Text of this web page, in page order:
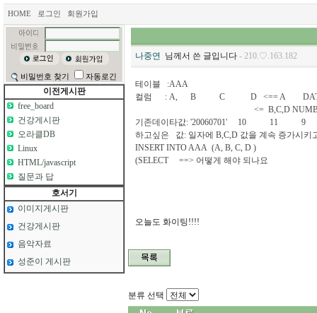
HOME 로그인 회원가입
비밀번호 찾기 자동로긴
이전게시판
free_board
건강게시판
오라클DB
Linux
HTML/javascript
질문과 답
호서기
이미지게시판
건강게시판
음악자료
성준이 게시판
나중연 님께서 쓴 글입니다 - 210.♡.163.182
테이블 :AAA
컬럼 : A, B C D <== A
<= B,C,D NUMBER
기존데이타값: '20060701' 10 11 9
하고싶은 값: 일자에 B,C,D 값을 계속 증가시키
INSERT INTO AAA (A, B, C, D )
(SELECT ==> 어떻게 해야 되나요
오늘도 화이팅!!!!
분류 선택